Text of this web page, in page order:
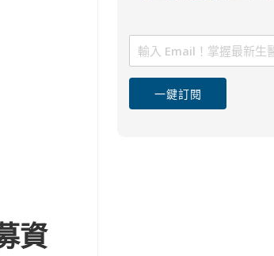
資
一鍵訂閱